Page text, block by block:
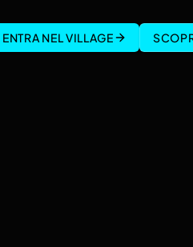
ENTRA NEL VILLAGE